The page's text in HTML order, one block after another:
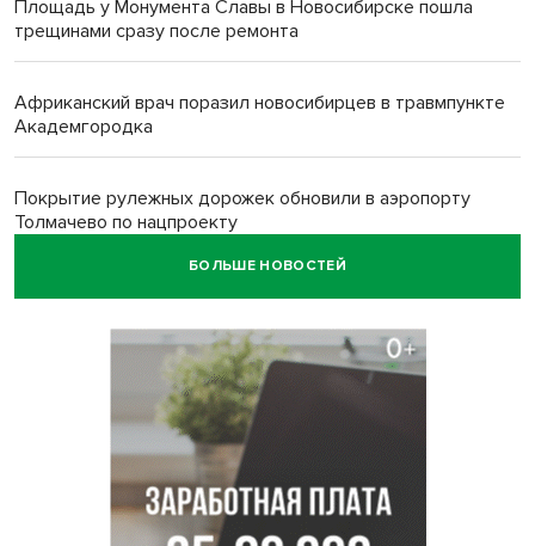
Площадь у Монумента Славы в Новосибирске пошла
трещинами сразу после ремонта
Африканский врач поразил новосибирцев в травмпункте
Академгородка
Покрытие рулежных дорожек обновили в аэропорту
Толмачево по нацпроекту
БОЛЬШЕ НОВОСТЕЙ